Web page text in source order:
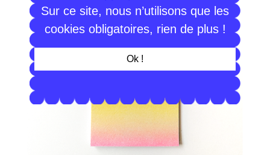
Sur ce site, nous n’utilisons que les
cookies obligatoires, rien de plus !
Ok !